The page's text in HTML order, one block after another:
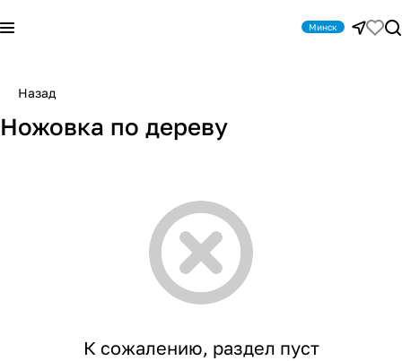
Минск
Назад
Ножовка по дереву
К сожалению, раздел пуст